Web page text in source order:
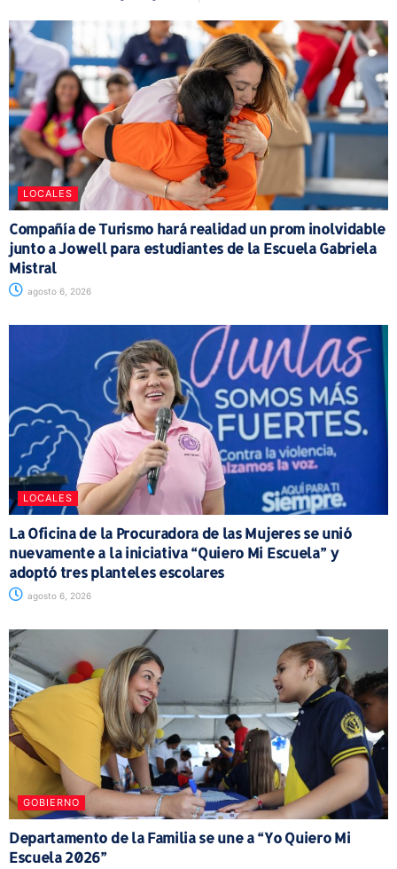
LOCALES
Compañía de Turismo hará realidad un prom inolvidable
junto a Jowell para estudiantes de la Escuela Gabriela
Mistral
agosto 6, 2026
LOCALES
La Oficina de la Procuradora de las Mujeres se unió
nuevamente a la iniciativa “Quiero Mi Escuela” y
adoptó tres planteles escolares
agosto 6, 2026
GOBIERNO
Departamento de la Familia se une a “Yo Quiero Mi
Escuela 2026”